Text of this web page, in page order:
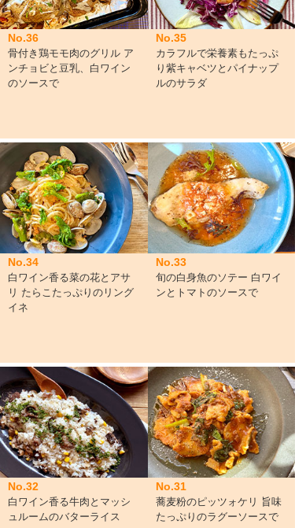
No.36
骨付き鶏モモ肉のグリル ア
ンチョビと豆乳、白ワイン
のソースで
No.35
カラフルで栄養素もたっぷ
り紫キャベツとパイナップ
ルのサラダ
No.34
白ワイン香る菜の花とアサ
リ たらこたっぷりのリング
イネ
No.33
旬の白身魚のソテー 白ワイ
ンとトマトのソースで
No.32
白ワイン香る牛肉とマッシ
ュルームのバターライス
No.31
蕎麦粉のピッツォケリ 旨味
たっぷりのラグーソースで